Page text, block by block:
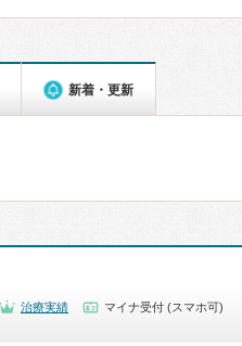
新着・更新
治療実績
マイナ受付 (スマホ可)